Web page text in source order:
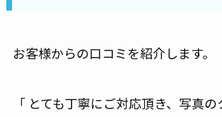
お客様からの口コミを紹介します。
「 とても丁寧にご対応頂き、写真